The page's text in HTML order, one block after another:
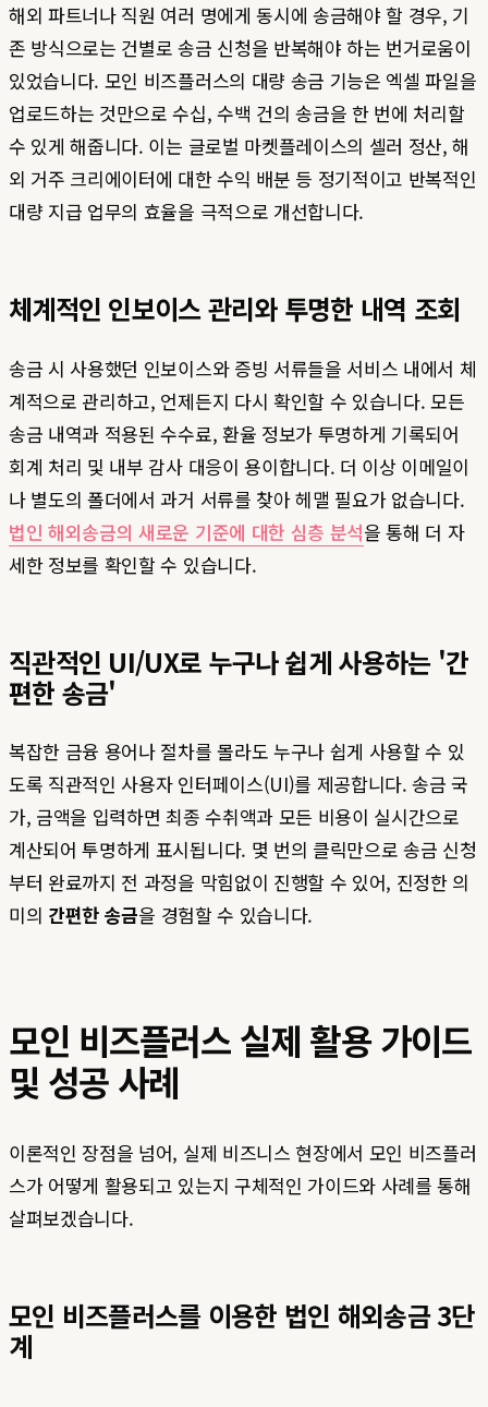
해외 파트너나 직원 여러 명에게 동시에 송금해야 할 경우, 기
존 방식으로는 건별로 송금 신청을 반복해야 하는 번거로움이
있었습니다. 모인 비즈플러스의 대량 송금 기능은 엑셀 파일을
업로드하는 것만으로 수십, 수백 건의 송금을 한 번에 처리할
수 있게 해줍니다. 이는 글로벌 마켓플레이스의 셀러 정산, 해
외 거주 크리에이터에 대한 수익 배분 등 정기적이고 반복적인
대량 지급 업무의 효율을 극적으로 개선합니다.
체계적인 인보이스 관리와 투명한 내역 조회
송금 시 사용했던 인보이스와 증빙 서류들을 서비스 내에서 체
계적으로 관리하고, 언제든지 다시 확인할 수 있습니다. 모든
송금 내역과 적용된 수수료, 환율 정보가 투명하게 기록되어
회계 처리 및 내부 감사 대응이 용이합니다. 더 이상 이메일이
나 별도의 폴더에서 과거 서류를 찾아 헤맬 필요가 없습니다.
법인 해외송금의 새로운 기준에 대한 심층 분석을 통해 더 자
세한 정보를 확인할 수 있습니다.
직관적인 UI/UX로 누구나 쉽게 사용하는 '간
편한 송금'
복잡한 금융 용어나 절차를 몰라도 누구나 쉽게 사용할 수 있
도록 직관적인 사용자 인터페이스(UI)를 제공합니다. 송금 국
가, 금액을 입력하면 최종 수취액과 모든 비용이 실시간으로
계산되어 투명하게 표시됩니다. 몇 번의 클릭만으로 송금 신청
부터 완료까지 전 과정을 막힘없이 진행할 수 있어, 진정한 의
미의 간편한 송금을 경험할 수 있습니다.
모인 비즈플러스 실제 활용 가이드
및 성공 사례
이론적인 장점을 넘어, 실제 비즈니스 현장에서 모인 비즈플러
스가 어떻게 활용되고 있는지 구체적인 가이드와 사례를 통해
살펴보겠습니다.
모인 비즈플러스를 이용한 법인 해외송금 3단
계